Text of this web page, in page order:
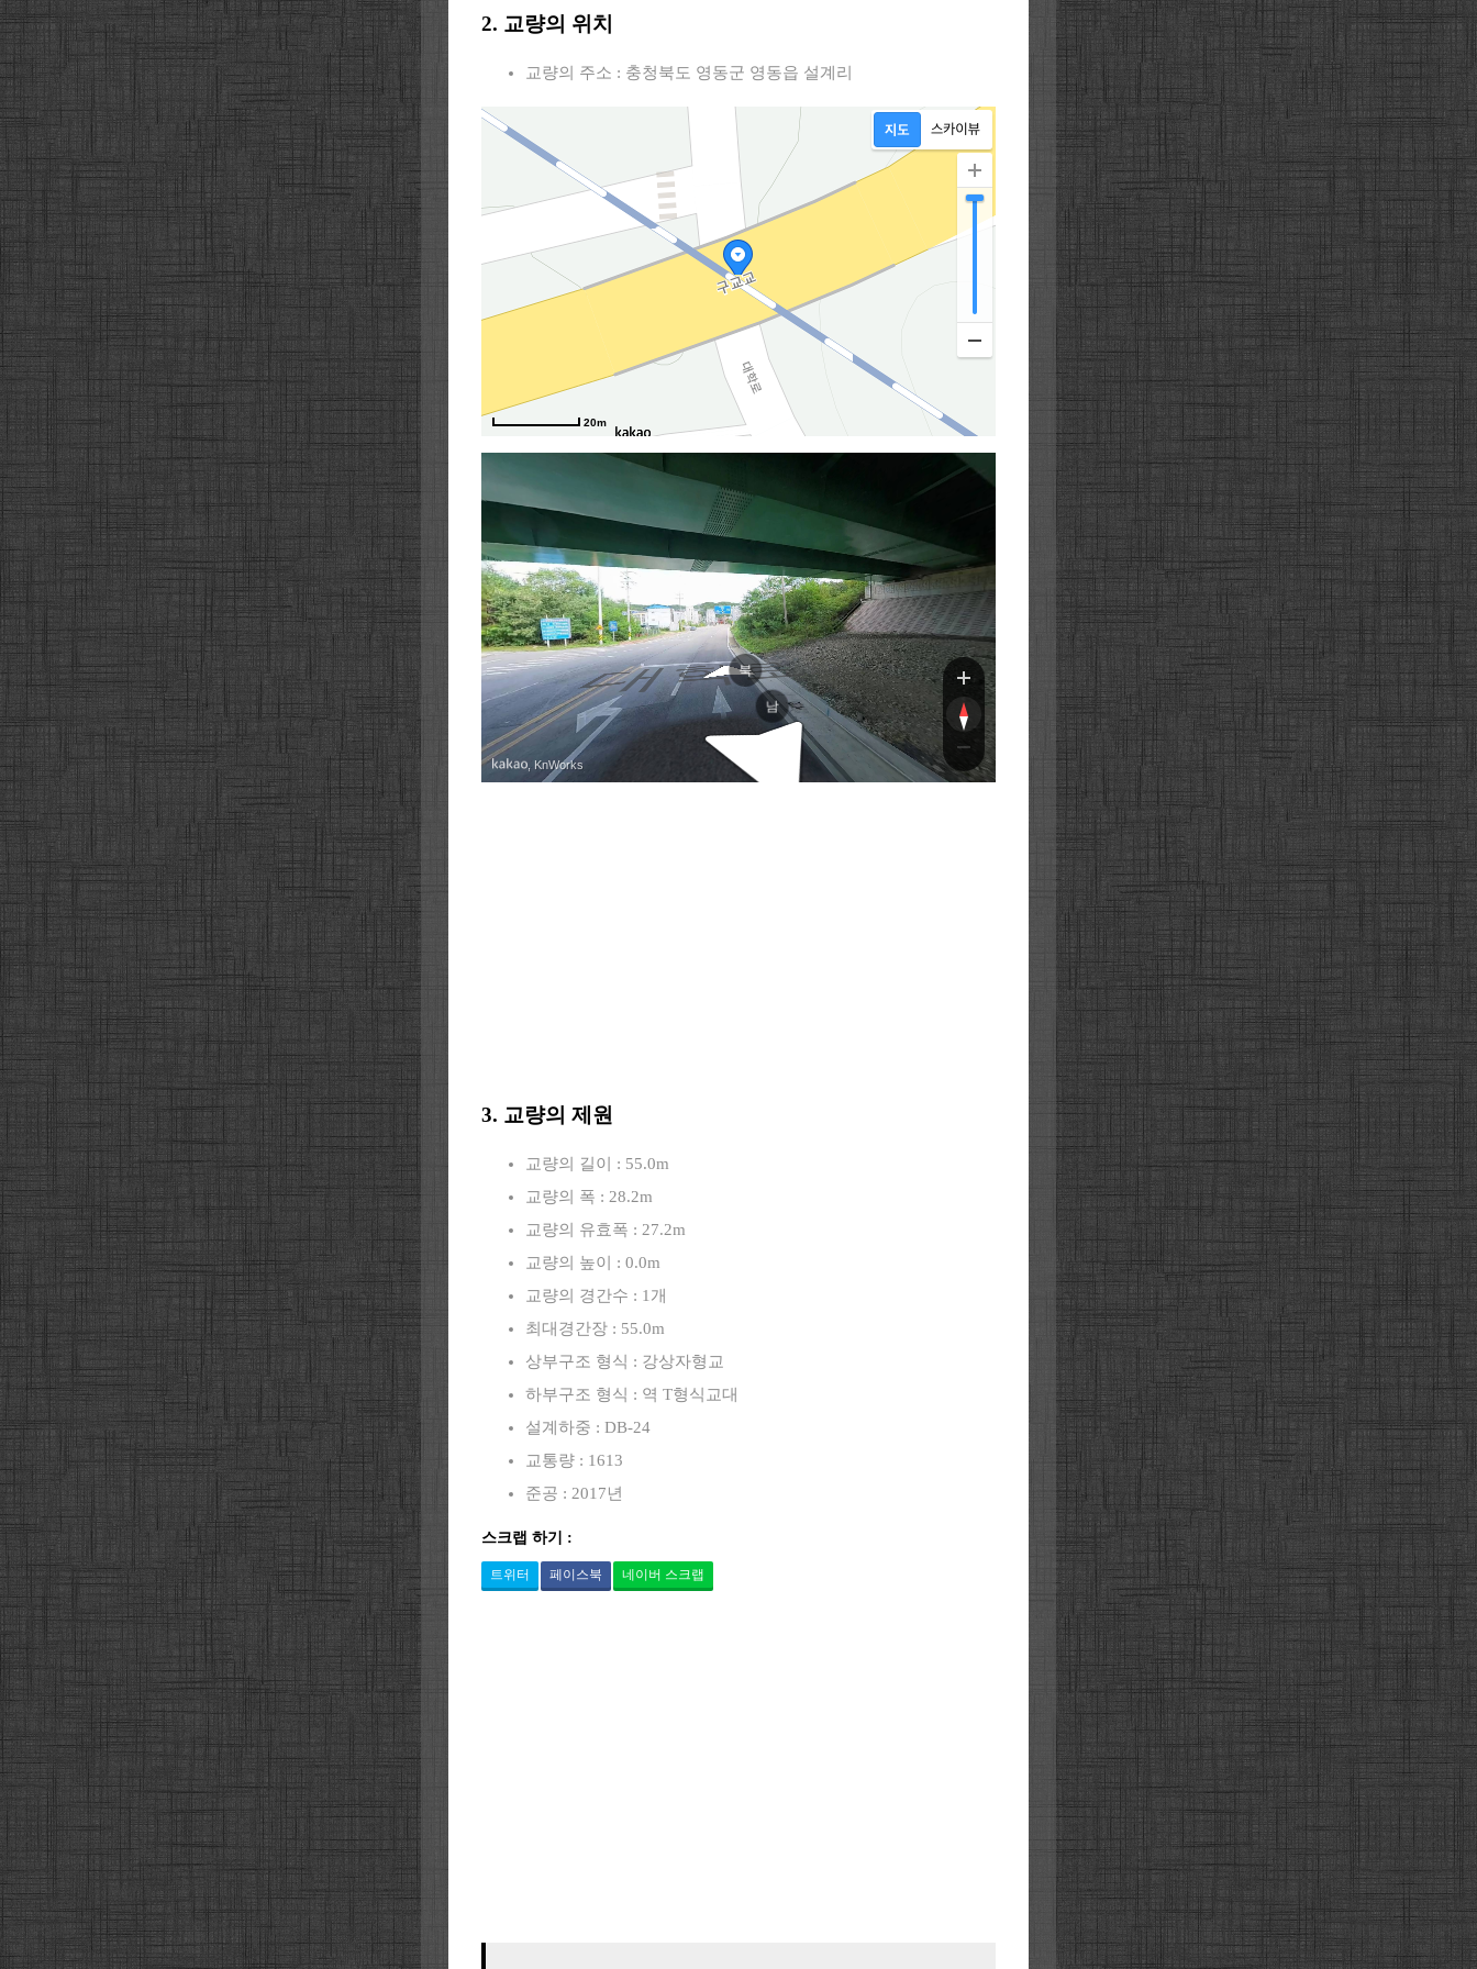
2. 교량의 위치
교량의 주소 : 충청북도 영동군 영동읍 설계리
20m
대학로
남부로
북
남
, KnWorks
3. 교량의 제원
교량의 길이 : 55.0m
교량의 폭 : 28.2m
교량의 유효폭 : 27.2m
교량의 높이 : 0.0m
교량의 경간수 : 1개
최대경간장 : 55.0m
상부구조 형식 : 강상자형교
하부구조 형식 : 역 T형식교대
설계하중 : DB-24
교통량 : 1613
준공 : 2017년
스크랩 하기 :
트위터 페이스북 네이버 스크랩